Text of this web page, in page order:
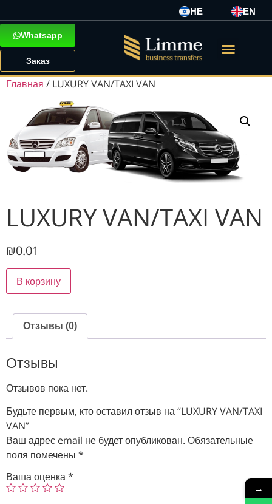
HE EN
Whatsapp
Заказ
Главная / LUXURY VAN/TAXI VAN
LUXURY VAN/TAXI VAN
₪0.01
В корзину
Отзывы (0)
Отзывы
Отзывов пока нет.
Будьте первым, кто оставил отзыв на “LUXURY VAN/TAXI
VAN”
Ваш адрес email не будет опубликован. Обязательные
поля помечены *
Ваша оценка*
→